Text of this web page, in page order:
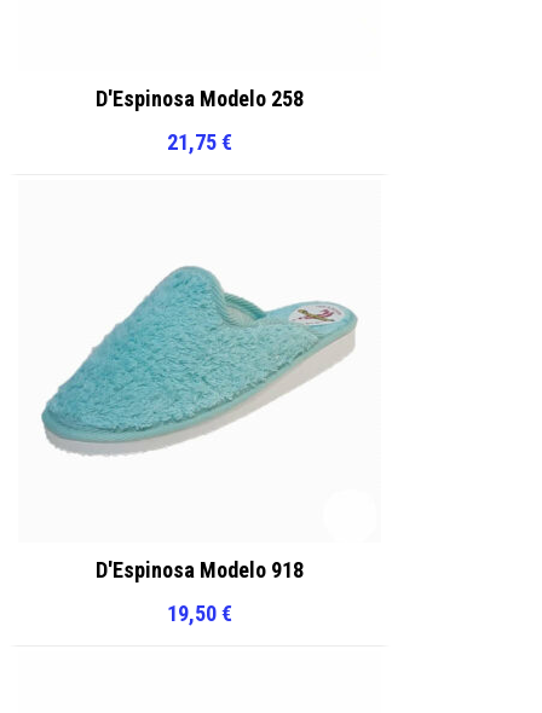
D'Espinosa Modelo 258
21,75€
D'Espinosa Modelo 918
19,50€